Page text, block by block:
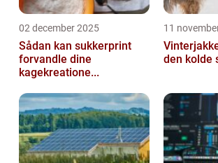
02 december 2025
Sådan kan sukkerprint
forvandle dine
kagekreatione...
11
den kolde